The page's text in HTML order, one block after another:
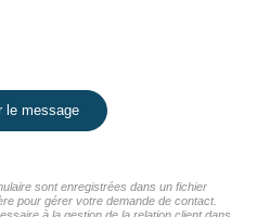
le message
sont enregistrées dans un fichier
pour gérer votre demande de contact.
à la gestion de la relation client dans